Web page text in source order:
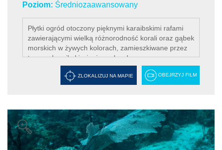
Poziom: Średniozaawansowany
Płytki ogród otoczony pięknymi karaibskimi rafami
zawierającymi wielką różnorodność korali oraz gąbek
morskich w żywych kolorach, zamieszkiwane przez
typowe karaibskie życie podwodne.
OBEJRZYJ FILM
ZLOKALIZUJ NA MAPIE